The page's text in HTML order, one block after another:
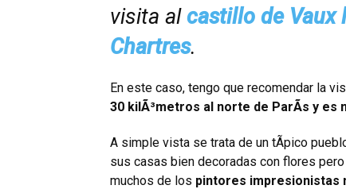
visita alcastillo de Vaux
Chartres.
En este caso, tengo que recomendar la
30 kilÃ³metros al norte de ParÃ­s y es
A simple vista se trata de un tÃ­pico
sus casas bien decoradas con flores
muchos de los pintores impresionistas